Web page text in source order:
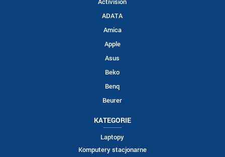
ADATA
Amica
Apple
Asus
Beko
Benq
Beurer
KATEGORIE
Laptopy
Komputery stacjonarne